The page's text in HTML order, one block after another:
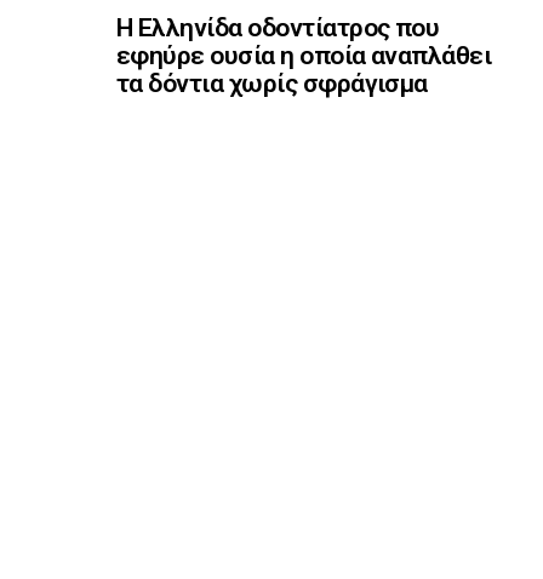
Η Ελληνίδα οδοντίατρος που
εφηύρε ουσία η οποία αναπλάθει
τα δόντια χωρίς σφράγισμα